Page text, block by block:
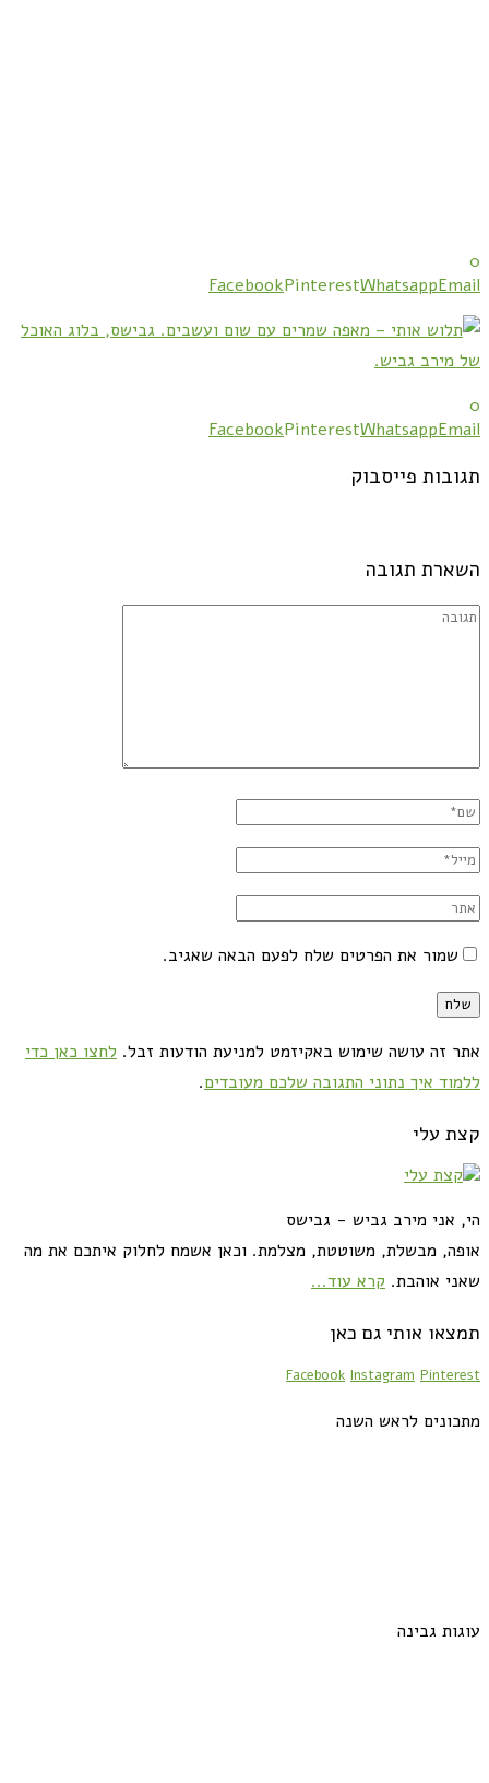
0
FacebookPinterestWhatsappEmail
0
FacebookPinterestWhatsappEmail
תגובות פייסבוק
השארת תגובה
שמור את הפרטים שלח לפעם הבאה שאגיב.
אתר זה עושה שימוש באקיזמט למניעת הודעות זבל. לחצו כאן כדי
ללמוד איך נתוני התגובה שלכם מעובדים.
קצת עלי
הי, אני מירב גביש - גבישס
אופה, מבשלת, משוטטת, מצלמת. וכאן אשמח לחלוק איתכם את מה
שאני אוהבת. קרא עוד...
תמצאו אותי גם כאן
Facebook Instagram Pinterest
מתכונים לראש השנה
עוגות גבינה